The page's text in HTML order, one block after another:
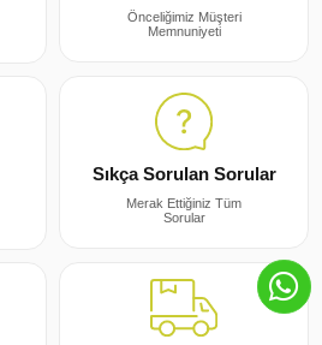
Önceliğimiz Müşteri
Memnuniyeti
Sıkça Sorulan Sorular
Merak Ettiğiniz Tüm
Sorular